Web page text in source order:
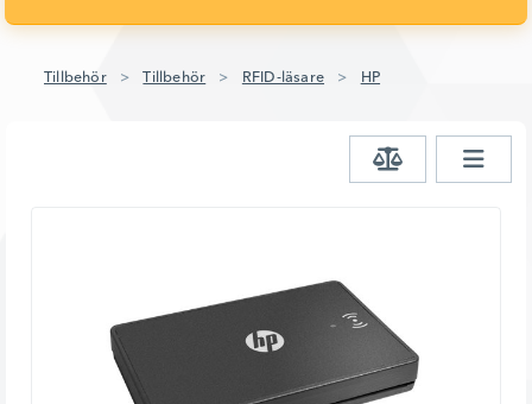
Tillbehör Tillbehör RFID-läsare HP